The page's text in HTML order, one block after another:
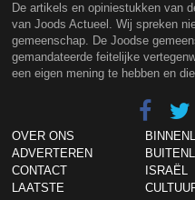
De artikels en opiniestukken van
van Joods Actueel. Wij spreken
gemeenschap. De Joodse
gemandateerde feitelijke
een eigen mening te hebben en
OVER ONS
ADVERTEREN
CONTACT
LAATSTE
ISRAËL